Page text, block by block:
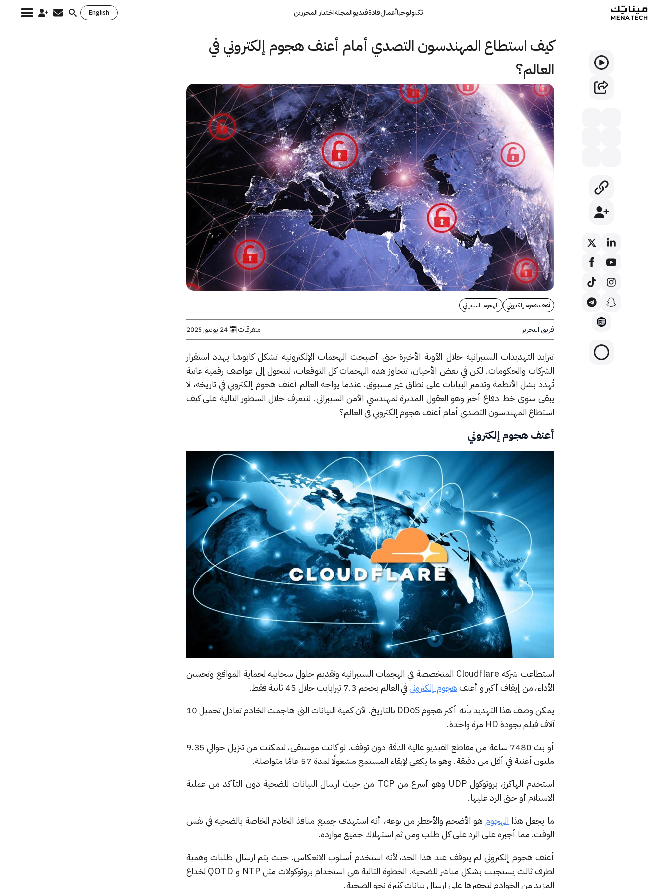
تكنولوجياأعمالقادةفيديوالمجلةاختيار المحررين English
Search
كيف استطاع المهندسون التصدي أمام أعنف هجوم إلكتروني في
العالم؟
أعنف هجوم إلكتروني الهجوم السيبراني
فريق التحرير متفرقات 24 يونيو, 2025
تتزايد التهديدات السيبرانية خلال الآونة الأخيرة حتى أصبحت الهجمات الإلكترونية تشكل كابوسًا يهدد استقرار
الشركات والحكومات. لكن في بعض الأحيان، تتجاوز هذه الهجمات كل التوقعات، لتتحول إلى عواصف رقمية عاتية
تُهدد بشل الأنظمة وتدمير البيانات على نطاق غير مسبوق. عندما يواجه العالم أعنف هجوم إلكتروني في تاريخه، لا
يبقى سوى خط دفاع أخير وهو العقول المدبرة لمهندسي الأمن السيبراني. لنتعرف خلال السطور التالية على كيف
استطاع المهندسون التصدي أمام أعنف هجوم إلكتروني في العالم؟
أعنف هجوم إلكتروني
استطاعت شركة Cloudflare المتخصصة في الهجمات السيبرانية وتقديم حلول سحابية لحماية المواقع وتحسين
الأداء، من إيقاف أكبر و أعنفهجوم إلكترونيفي العالم بحجم 7.3 تيرابايت خلال 45 ثانية فقط.
يمكن وصف هذا التهديد بأنه أكبر هجوم DDoS بالتاريخ. لأن كمية البيانات التي هاجمت الخادم تعادل تحميل 10
آلاف فيلم بجودة HD مرة واحدة.
أو بث 7480 ساعة من مقاطع الفيديو عالية الدقة دون توقف. لو كانت موسيقى، لتمكنت من تنزيل حوالي 9.35
مليون أغنية في أقل من دقيقة. وهو ما يكفي لإبقاء المستمع مشغولًا لمدة 57 عامًا متواصلة.
استخدم الهاكرز، بروتوكول UDP وهو أسرع من TCP من حيث ارسال البيانات للضحية دون التأكد من عملية
الاستلام أو حتى الرد عليها.
ما يجعل هذاالهجومهو الأضخم والأخطر من نوعه، أنه استهدف جميع منافذ الخادم الخاصة بالضحية في نفس
الوقت. مما أجبره على الرد على كل طلب ومن ثم استهلاك جميع موارده.
أعنف هجوم إلكتروني لم يتوقف عند هذا الحد، لأنه استخدم أسلوب الانعكاس. حيث يتم ارسال طلبات وهمية
لطرف ثالث يستجيب بشكل مباشر للضحية. الخطوة التالية هي استخدام بروتوكولات مثل NTP و QOTD لخداع
المزيد من الخوادم لتحفيزها على ارسال بيانات كثيرة نحو الضحية.